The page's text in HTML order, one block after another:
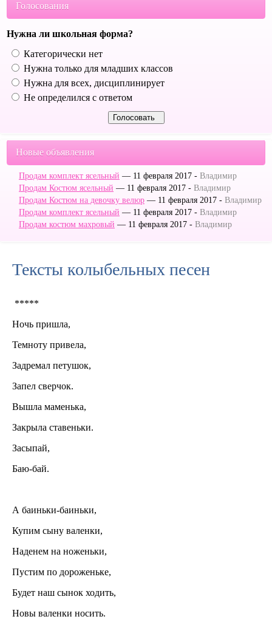
Голосования
Нужна ли школьная форма?
Категорически нет
Нужна только для младших классов
Нужна для всех, дисциплинирует
Не определился с ответом
Новые объявления
Продам комплект ясельный — 11 февраля 2017 - Владимир
Продам Костюм ясельный — 11 февраля 2017 - Владимир
Продам Костюм на девочку велюр — 11 февраля 2017 - Владимир
Продам комплект ясельный — 11 февраля 2017 - Владимир
Продам костюм махровый — 11 февраля 2017 - Владимир
Тексты колыбельных песен
*****
Ночь пришла,
Темноту привела,
Задремал петушок,
Запел сверчок.
Вышла маменька,
Закрыла ставеньки.
Засыпай,
Баю-бай.
А баиньки-баиньки,
Купим сыну валенки,
Наденем на ноженьки,
Пустим по дороженьке,
Будет наш сынок ходить,
Новы валенки носить.